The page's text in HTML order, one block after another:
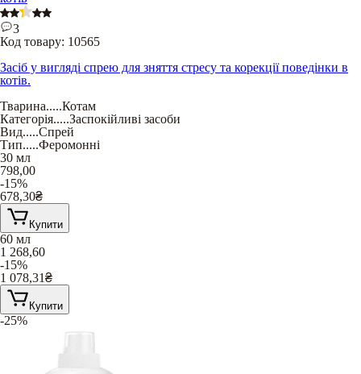
3
Код товару: 10565
Засіб у вигляді спрею для зняття стресу та корекції поведінки в
котів.
Тварина.....Котам
Категорія.....Заспокійливі засоби
Вид.....Спрей
Тип.....Феромонні
30 мл
798,00
-15%
678,30₴
Купити
60 мл
1 268,60
-15%
1 078,31₴
Купити
-25%